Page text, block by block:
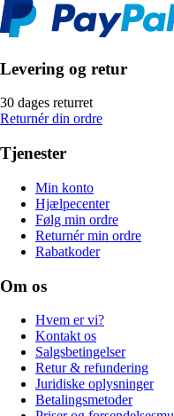
Levering og retur
30 dages returret
Returnér din ordre
Tjenester
Min konto
Hjælpecenter
Følg min ordre
Returnér min ordre
Rabatkoder
Om os
Hvem er vi?
Kontakt os
Salgsbetingelser
Retur & refundering
Juridiske oplysninger
Betalingsmetoder